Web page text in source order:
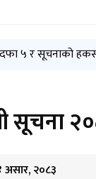
५ र सूचनाको
सूचना
असार, २०८३